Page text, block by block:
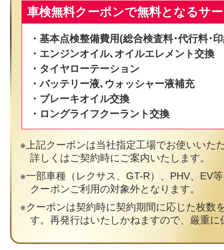
車検無料クーポンで無料となるサ
・基本点検整備費用(総合検査料･代行料･
・エンジンオイル､オイルエレメント交換
・タイヤローテーション
・バッテリー液､ウォッシャー液補充
・ブレーキオイル交換
・ロングライフクーラント交換
上記クーポンは当社指定工場でお使いいた
詳しくはご契約時にご案内いたします。
一部車種（レクサス、GT-R）、PHV、EV
クーポンご利用の対象外となります。
クーポンは契約時に契約期間に応じた枚数
す。再発行はいたしかねますので、厳重に